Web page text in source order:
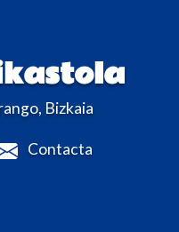
Bizkaia
Contacta